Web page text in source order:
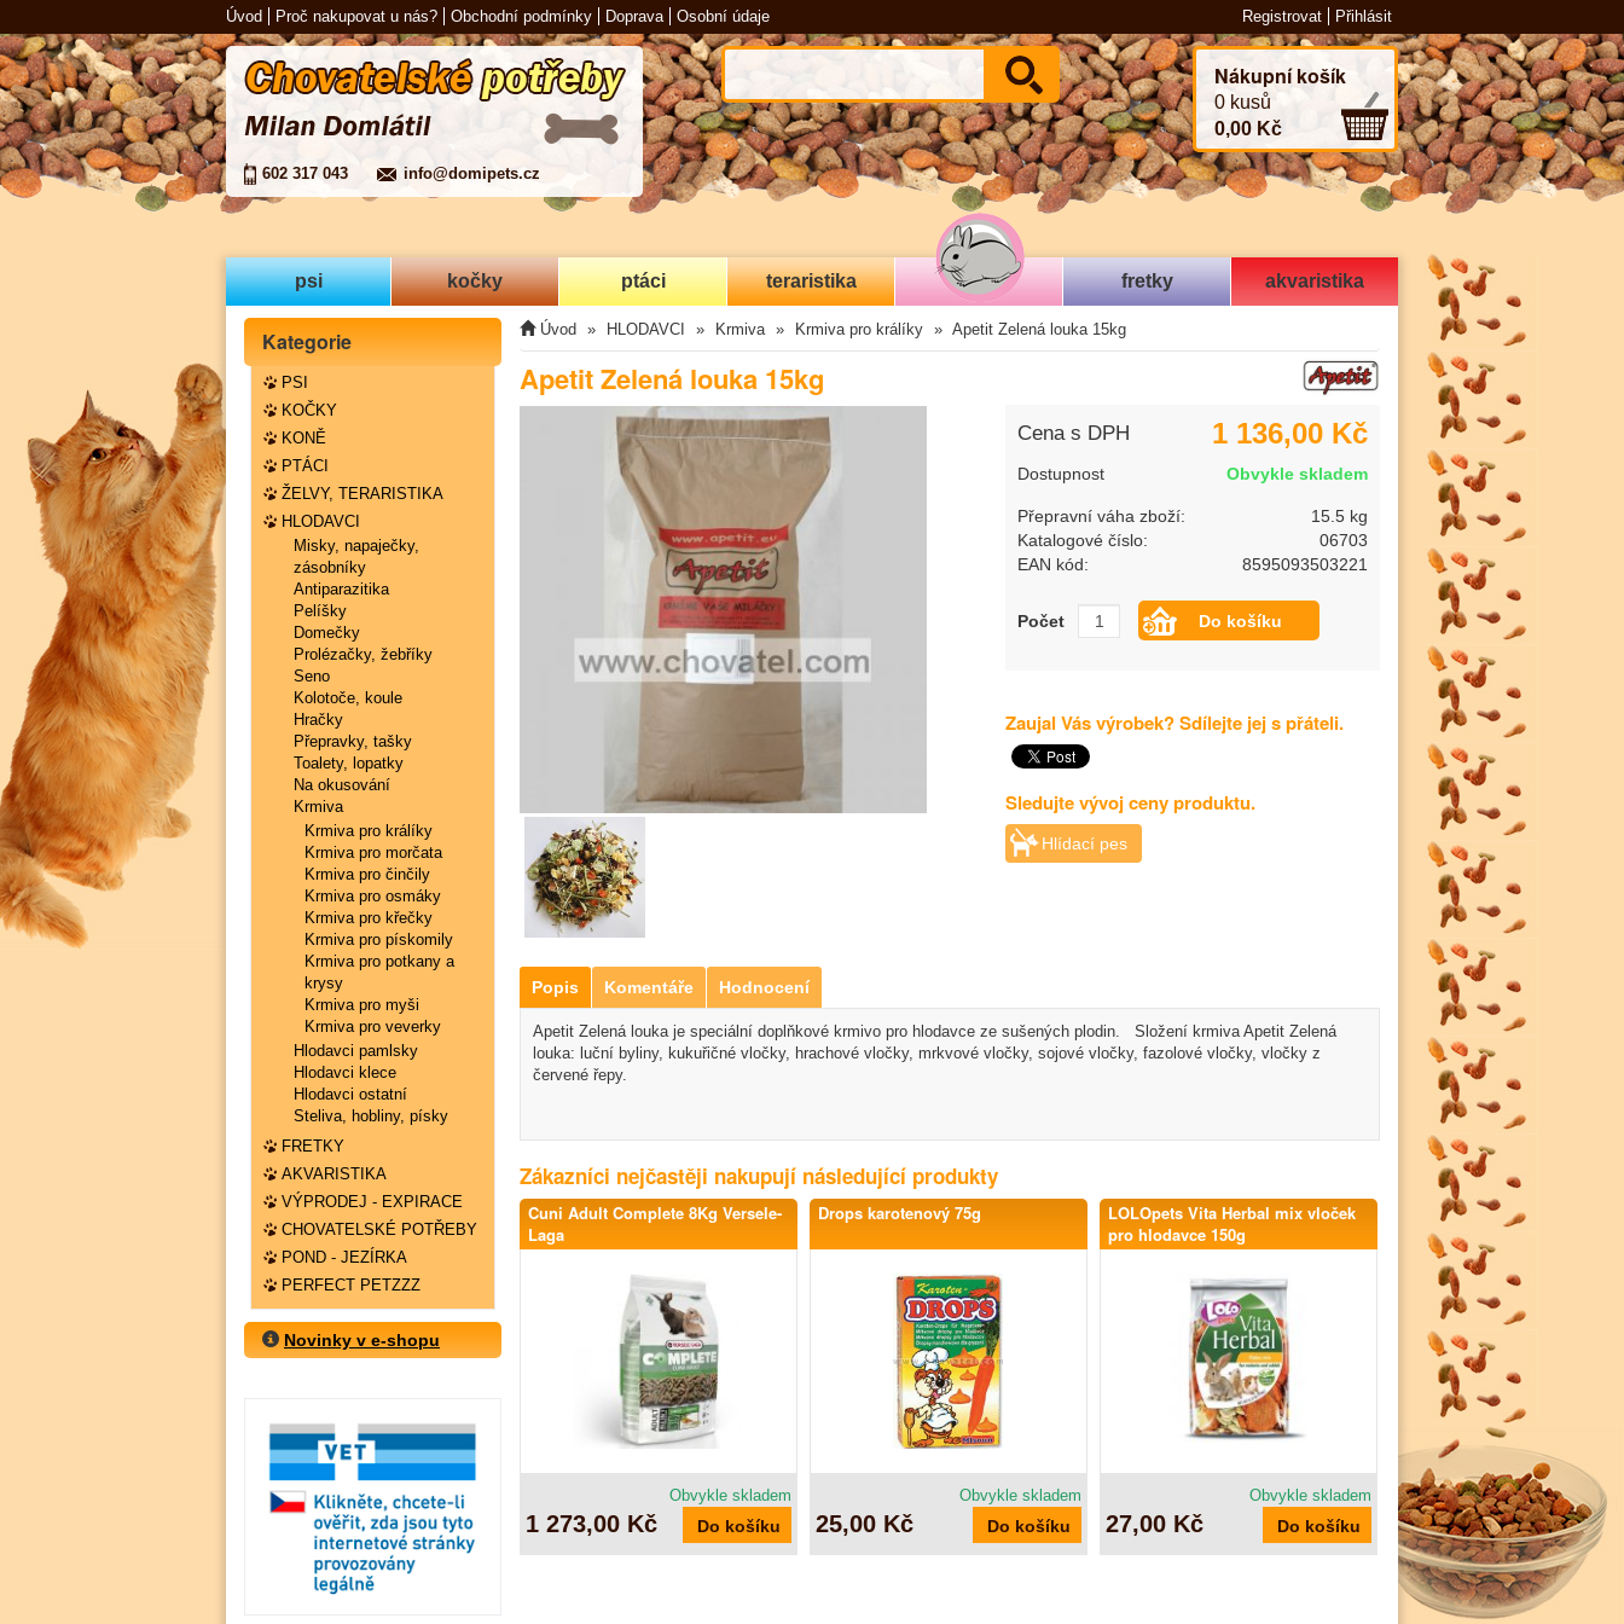
Registrovat Přihlásit
Úvod Proč nakupovat u nás? Obchodní podmínky Doprava Osobní údaje
602 317 043 info@domipets.cz
Nákupní košík
0 kusů
0,00 Kč
psi kočky ptáci teraristika fretky akvaristika
Kategorie
PSI
KOČKY
KONĚ
PTÁCI
ŽELVY, TERARISTIKA
HLODAVCI
Misky, napaječky,
zásobníky
Antiparazitika
Pelíšky
Domečky
Prolézačky, žebříky
Seno
Kolotoče, koule
Hračky
Přepravky, tašky
Toalety, lopatky
Na okusování
Krmiva
Krmiva pro králíky
Krmiva pro morčata
Krmiva pro činčily
Krmiva pro osmáky
Krmiva pro křečky
Krmiva pro pískomily
Krmiva pro potkany a
krysy
Krmiva pro myši
Krmiva pro veverky
Hlodavci pamlsky
Hlodavci klece
Hlodavci ostatní
Steliva, hobliny, písky
FRETKY
AKVARISTIKA
VÝPRODEJ - EXPIRACE
CHOVATELSKÉ POTŘEBY
POND - JEZÍRKA
PERFECT PETZZZ
Novinky v e-shopu
Úvod HLODAVCI Krmiva Krmiva pro králíky Apetit Zelená louka 15kg
Apetit Zelená louka 15kg
Cena s DPH 1 136,00 Kč
Dostupnost Obvykle skladem
Přepravní váha zboží:
15.5 kg
Katalogové číslo:
06703
EAN kód:
8595093503221
Počet
Zaujal Vás výrobek? Sdílejte jej s přáteli.
Sledujte vývoj ceny produktu.
Hlídací pes
Popis Komentáře Hodnocení
Apetit Zelená louka je speciální doplňkové krmivo pro hlodavce ze sušených plodin. Složení krmiva Apetit Zelená
louka: luční byliny, kukuřičné vločky, hrachové vločky, mrkvové vločky, sojové vločky, fazolové vločky, vločky z
červené řepy.
Zákazníci nejčastěji nakupují následující produkty
Cuni Adult Complete 8Kg Versele-
Laga
Obvykle skladem
1 273,00 Kč
Drops karotenový 75g
Obvykle skladem
25,00 Kč
LOLOpets Vita Herbal mix vloček
pro hlodavce 150g
Obvykle skladem
27,00 Kč